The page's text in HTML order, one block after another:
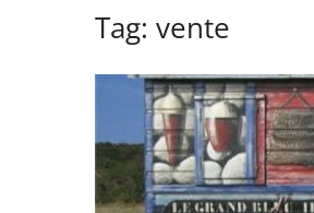
MAISON & JARDIN
SPORT & LOISIRS
Tag: vente